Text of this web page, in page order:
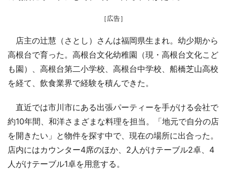
［広告］
店主の辻慧（さとし）さんは福岡県生まれ。幼少期から
高根台で育った。高根台文化幼稚園（現・高根台文化こど
も園）、高根台第二小学校、高根台中学校、船橋芝山高校
を経て、飲食業界で経験を積んできた。
直近では市川市にある出張パーティーを手がける会社で
約10年間、和洋さまざまな料理を担当。「地元で自分の店
を開きたい」と物件を探す中で、現在の場所に出合った。
店内にはカウンター4席のほか、2人がけテーブル2卓、4
人がけテーブル1卓を用意する。